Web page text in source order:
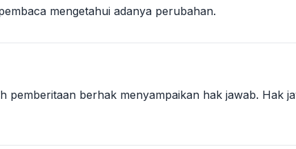
mengetahui adanya perubahan.
pemberitaan berhak menyampaikan hak jawab. Hak